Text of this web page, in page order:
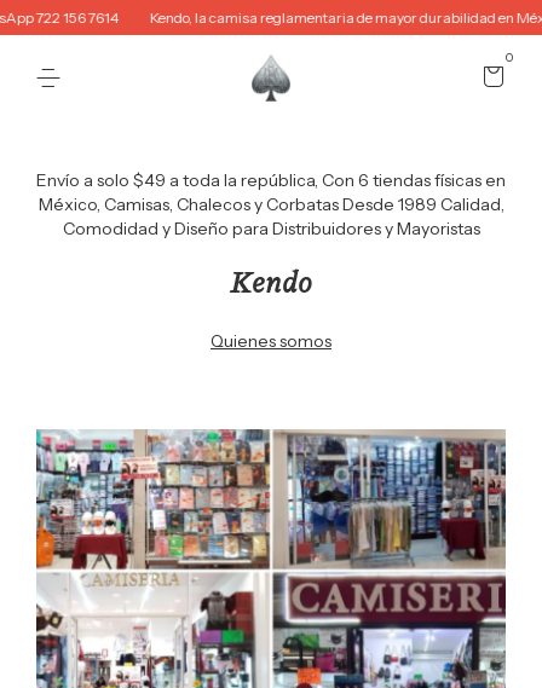
Kendo, la camisa reglamentaria de mayor durabilidad en México! Usa
0
Envío a solo $49 a toda la república, Con 6 tiendas físicas en
México, Camisas, Chalecos y Corbatas Desde 1989 Calidad,
Comodidad y Diseño para Distribuidores y Mayoristas
Kendo
Quienes somos